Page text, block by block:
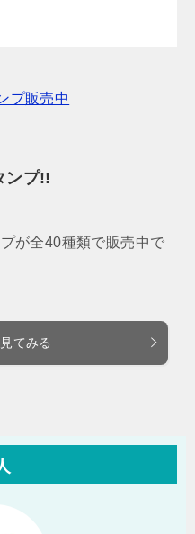
ンプ!!
が全40種類で販売中で
てみる